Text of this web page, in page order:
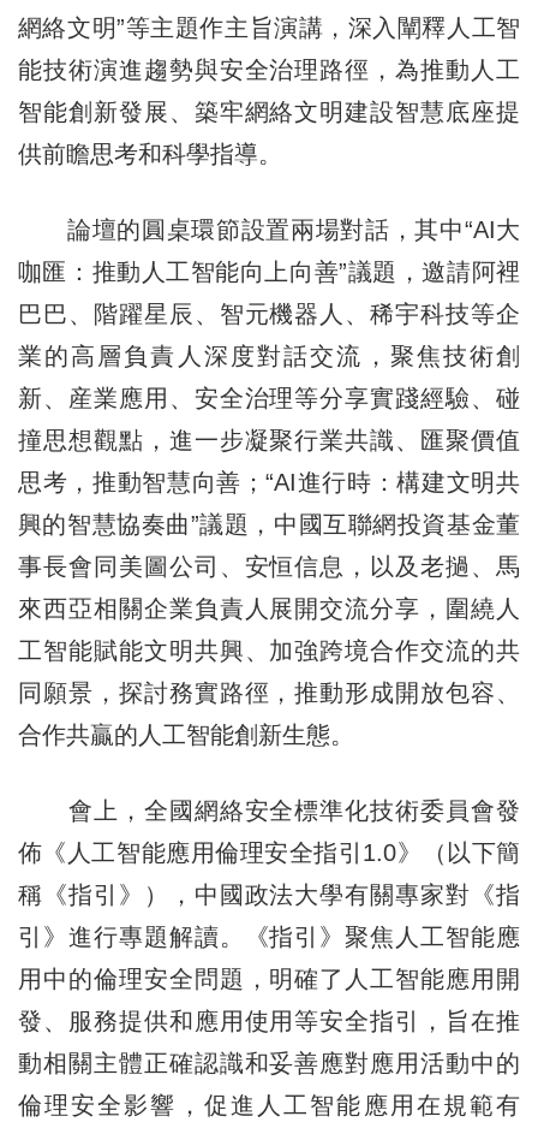
網絡文明”等主題作主旨演講，深入闡釋人工智
能技術演進趨勢與安全治理路徑，為推動人工
智能創新發展、築牢網絡文明建設智慧底座提
供前瞻思考和科學指導。
論壇的圓桌環節設置兩場對話，其中“AI大
咖匯：推動人工智能向上向善”議題，邀請阿裡
巴巴、階躍星辰、智元機器人、稀宇科技等企
業的高層負責人深度對話交流，聚焦技術創
新、産業應用、安全治理等分享實踐經驗、碰
撞思想觀點，進一步凝聚行業共識、匯聚價值
思考，推動智慧向善；“AI進行時：構建文明共
興的智慧協奏曲”議題，中國互聯網投資基金董
事長會同美圖公司、安恒信息，以及老撾、馬
來西亞相關企業負責人展開交流分享，圍繞人
工智能賦能文明共興、加強跨境合作交流的共
同願景，探討務實路徑，推動形成開放包容、
合作共贏的人工智能創新生態。
會上，全國網絡安全標準化技術委員會發
佈《人工智能應用倫理安全指引1.0》（以下簡
稱《指引》），中國政法大學有關專家對《指
引》進行專題解讀。《指引》聚焦人工智能應
用中的倫理安全問題，明確了人工智能應用開
發、服務提供和應用使用等安全指引，旨在推
動相關主體正確認識和妥善應對應用活動中的
倫理安全影響，促進人工智能應用在規範有